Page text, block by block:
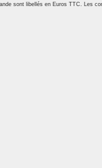
sont libellés en Euros TTC. Les